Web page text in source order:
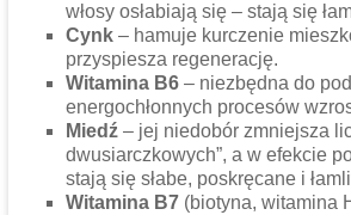
włosy osłabiają się – stają się
Cynk– hamuje kurczenie
przyspiesza regenerację.
Witamina B6– niezbędna do
energochłonnych procesów
Miedź– jej niedobór zmniejsza
dwusiarczkowych”, a w efekcie
stają się słabe, poskręcane i
Witamina B7(biotyna, witamina